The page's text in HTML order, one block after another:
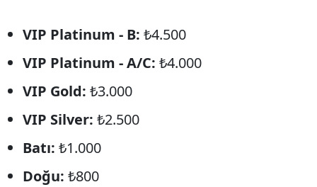
VIP Platinum - B: ₺4.500
VIP Platinum - A/C: ₺4.000
VIP Gold: ₺3.000
VIP Silver: ₺2.500
Batı: ₺1.000
Doğu: ₺800